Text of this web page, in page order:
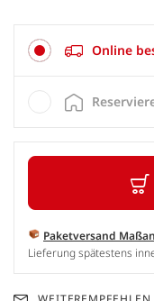
Online
Paketversand
Lieferung spätestens